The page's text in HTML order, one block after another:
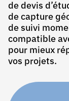
de devis
de capture
de suivi
compatible
pour mieux
vos projets.